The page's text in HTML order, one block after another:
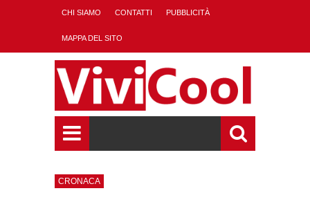
CHI SIAMO CONTATTI PUBBLICITÀ
MAPPA DEL SITO
CRONACA